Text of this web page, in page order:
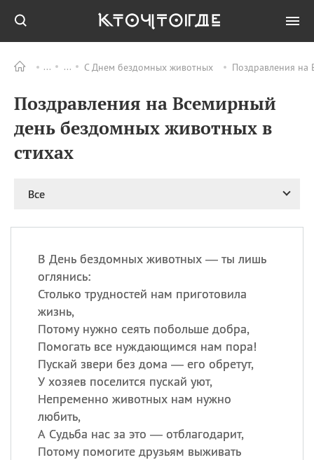
С Днем бездомных животных Поздравления на
Поздравления на Всемирный
день бездомных животных в
стихах
Все
В День бездомных животных — ты лишь
оглянись:
Столько трудностей нам приготовила
жизнь,
Потому нужно сеять побольше добра,
Помогать все нуждающимся нам пора!
Пускай звери без дома — его обретут,
У хозяев поселится пускай уют,
Непременно животных нам нужно
любить,
А Судьба нас за это — отблагодарит,
Потому помогите друзьям выживать
ПРАЗДНИКИ Все
09.08 День памяти жертв
бомбардировки
09.08 День Дымняшки
Сегодня празднуют именины
Сергей, Теодор,